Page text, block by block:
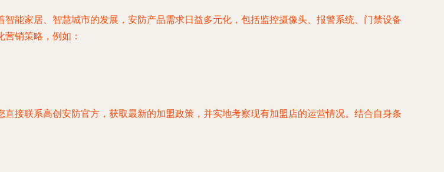
能家居、智慧城市的发展，安防产品需求日益多元化，包括监控摄像头、报警系统、门禁设备
销策略，例如：
接联系高创安防官方，获取最新的加盟政策，并实地考察现有加盟店的运营情况。结合自身条